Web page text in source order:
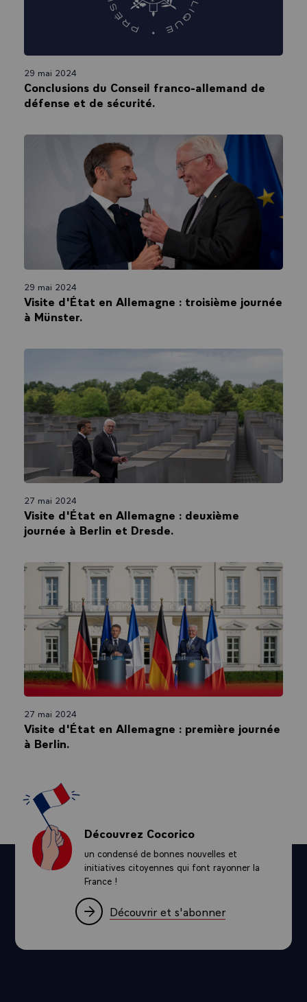
29 mai 2024
Conclusions du Conseil franco-allemand de
défense et de sécurité.
29 mai 2024
Visite d'État en Allemagne : troisième journée
à Münster.
27 mai 2024
Visite d'État en Allemagne : deuxième
journée à Berlin et Dresde.
27 mai 2024
Visite d'État en Allemagne : première journée
à Berlin.
Découvrez Cocorico
un condensé de bonnes nouvelles et
initiatives citoyennes qui font rayonner la
France !
Découvrir et s'abonner